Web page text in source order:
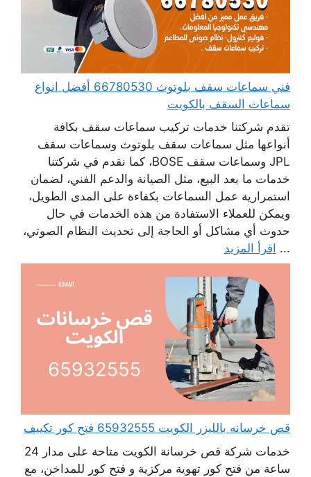
فني سماعات سقف بلوتوث 66780530 أفضل انواع
سماعات السقف بالكويت
تقدم شركتنا خدمات تركيب سماعات سقف بكافة
أنواعها مثل سماعات سقف بلوتوث وسماعات سقف
JPL وسماعات سقف BOSE، كما نقدم في شركتنا
خدمات ما بعد البيع، مثل الصيانة والدعم الفني، لضمان
استمرارية عمل السماعات بكفاءة على المدى الطويل،
ويمكن للعملاء الاستفادة من هذه الخدمات في حال
حدوث أي مشاكل أو الحاجة إلى تحديث النظام الصوتي،
... اقرأ المزيد
قص خرسانه بالليزر الكويت 65932555 فتح كور تكييف
خدمات شركة قص خرسانة الكويت متاحة على مدار 24
ساعة من فتح كور تهوية مركزية و فتح كور للمداخن، مع